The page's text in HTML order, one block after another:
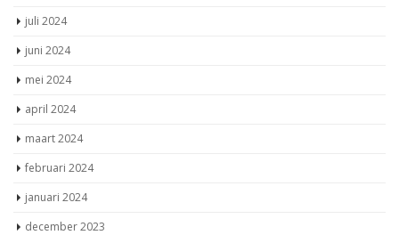
juli 2024
juni 2024
mei 2024
april 2024
maart 2024
februari 2024
januari 2024
december 2023